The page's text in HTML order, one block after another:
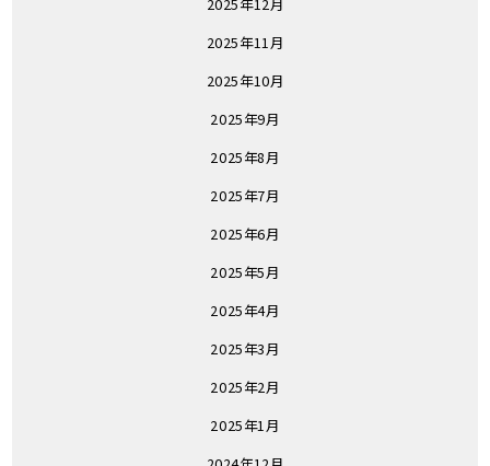
2025年12月
2025年11月
2025年10月
2025年9月
2025年8月
2025年7月
2025年6月
2025年5月
2025年4月
2025年3月
2025年2月
2025年1月